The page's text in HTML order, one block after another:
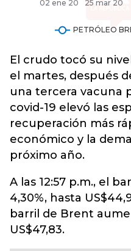
El crudo tocó su
el martes, después
una tercera vacuna
covid-19 elevó las
recuperación más
económico y la
próximo año.
A las 12:57 p.m., el
4,30%, hasta
barril de Brent
US$47,83.